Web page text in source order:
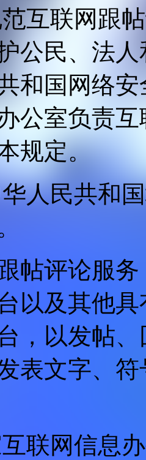
互联网跟
公民、法
和国网络
公室负责
规定。
人民共和
帖评论服
以及其他
，以发帖
表文字、
联网信息